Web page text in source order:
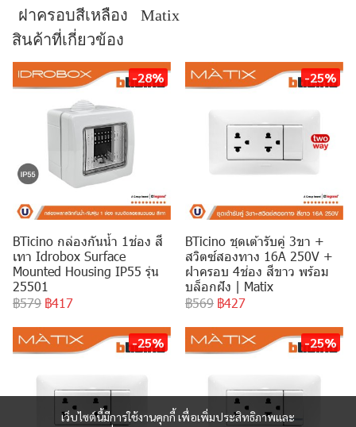
ฝาครอบสีเหลือง
Matix
สินค้าที่เกี่ยวข้อง
-28%
BTicino กล่องกันน้ำ 1ช่อง สี
เทา Idrobox Surface
Mounted Housing IP55 รุ่น
25501
฿579 ฿417
-25%
BTicino ชุดเต้ารับคู่ 3ขา +
สวิตซ์สองทาง 16A 250V +
ฝาครอบ 4ช่อง สีขาว พร้อม
บล็อกฝัง | Matix
฿569 ฿427
-25% -25%
เว็บไซต์นี้มีการใช้งานคุกกี้ เพื่อเพิ่มประสิทธิภาพและ